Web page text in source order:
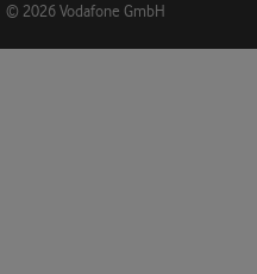
© 2026 Vodafone GmbH